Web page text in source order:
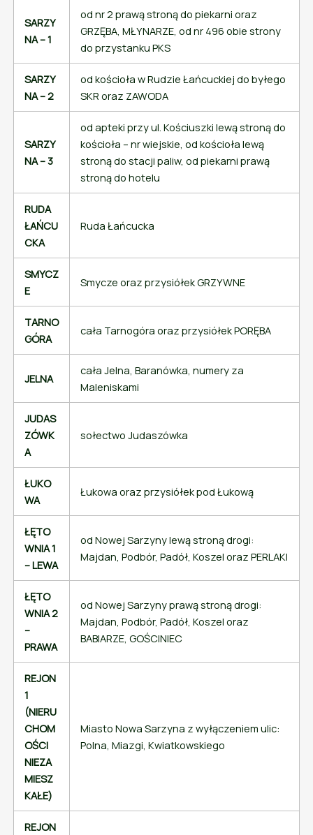
SARZY
NA – 1
od nr 2 prawą stroną do piekarni oraz
GRZĘBA, MŁYNARZE, od nr 496 obie strony
do przystanku PKS
SARZY
NA – 2
od kościoła w Rudzie Łańcuckiej do byłego
SKR oraz ZAWODA
SARZY
NA – 3
od apteki przy ul. Kościuszki lewą stroną do
kościoła – nr wiejskie, od kościoła lewą
stroną do stacji paliw, od piekarni prawą
stroną do hotelu
RUDA
ŁAŃCU
CKA
Ruda Łańcucka
SMYCZ
E
Smycze oraz przysiółek GRZYWNE
TARNO
GÓRA
cała Tarnogóra oraz przysiółek PORĘBA
JELNA
cała Jelna, Baranówka, numery za
Maleniskami
JUDAS
ZÓWK
A
sołectwo Judaszówka
ŁUKO
WA
Łukowa oraz przysiółek pod Łukową
ŁĘTO
WNIA 1
– LEWA
od Nowej Sarzyny lewą stroną drogi:
Majdan, Podbór, Padół, Koszel oraz PERLAKI
ŁĘTO
WNIA 2
–
PRAWA
od Nowej Sarzyny prawą stroną drogi:
Majdan, Podbór, Padół, Koszel oraz
BABIARZE, GOŚCINIEC
REJON
1
(NIERU
CHOM
OŚCI
NIEZA
MIESZ
KAŁE)
Miasto Nowa Sarzyna z wyłączeniem ulic:
Polna, Miazgi, Kwiatkowskiego
REJON